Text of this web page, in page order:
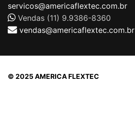
servicos@americaflextec.com.br
Vendas (11) 9.9386-8360
vendas@americaflextec.com.br
© 2025 AMERICA FLEXTEC